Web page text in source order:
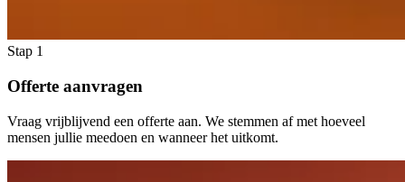
Stap 1
Offerte aanvragen
Vraag vrijblijvend een offerte aan. We stemmen af met hoeveel
mensen jullie meedoen en wanneer het uitkomt.